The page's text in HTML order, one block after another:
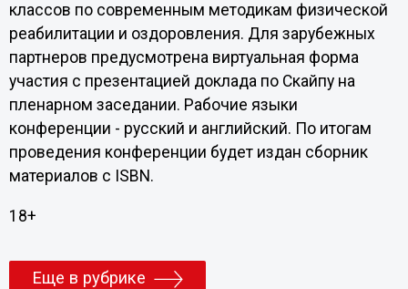
классов по современным методикам физической
реабилитации и оздоровления. Для зарубежных
партнеров предусмотрена виртуальная форма
участия с презентацией доклада по Скайпу на
пленарном заседании. Рабочие языки
конференции - русский и английский. По итогам
проведения конференции будет издан сборник
материалов с ISBN.
18+
Еще в рубрике